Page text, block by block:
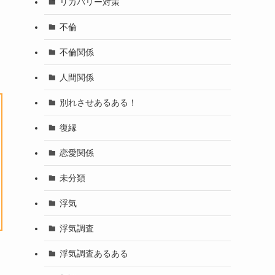
不倫
不倫関係
人間関係
別れさせあるある！
復縁
恋愛関係
未分類
浮気
浮気調査
浮気調査あるある